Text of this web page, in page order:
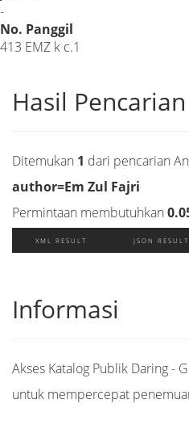
-
No. Panggil
413 EMZ k c.1
Hasil Pencarian
Ditemukan 1 dari pencarian
author=Em Zul Fajri
Permintaan membutuhkan
XML RESULT JSON RESULT
Informasi
Akses Katalog Publik Daring -
untuk mempercepat